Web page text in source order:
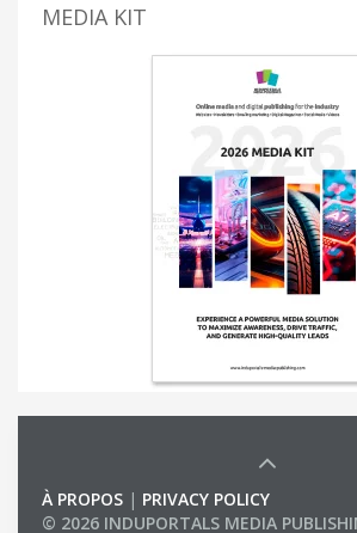
MEDIA KIT
À PROPOS | PRIVACY POLICY
© 2026 INDUPORTALS MEDIA